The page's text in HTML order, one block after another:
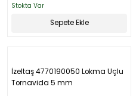
Stokta Var
Sepete Ekle
İzeltaş 4770190050 Lokma Uçlu
Tornavida 5 mm